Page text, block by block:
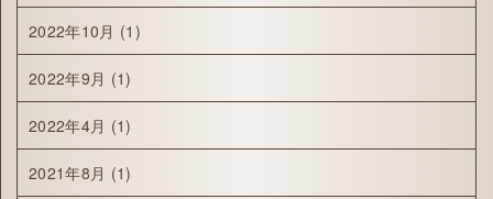
2022年10月 (1)
2022年9月 (1)
2022年4月 (1)
2021年8月 (1)